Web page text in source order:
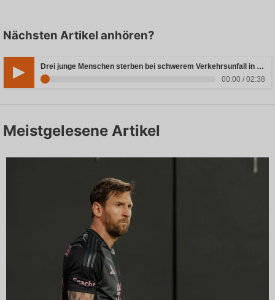
Nächsten Artikel anhören?
Drei junge Menschen sterben bei schwerem Verkehrsunfall in Rheinland-Pfalz
00:00 / 02:38
Meistgelesene Artikel